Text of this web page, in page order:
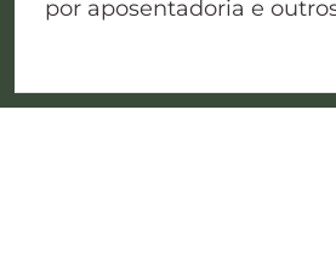
por aposentadoria e